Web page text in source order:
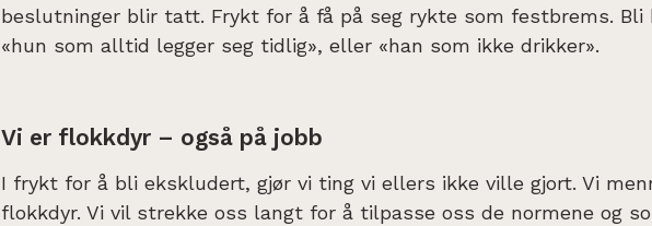
beslutninger blir tatt. Frykt for å få på seg rykte som festbrems. Bli
«hun som alltid legger seg tidlig», eller «han som ikke drikker».
Vi er flokkdyr – også på jobb
I frykt for å bli ekskludert, gjør vi ting vi ellers ikke ville gjort. Vi
flokkdyr. Vi vil strekke oss langt for å tilpasse oss de normene og